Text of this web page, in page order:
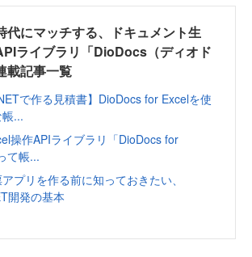
代にマッチする、ドキュメント生
ライブラリ「DioDocs（ディオド
載記事一覧
で作る見積書】DioDocs for Excelを使
...
操作APIライブラリ「DioDocs for
て帳...
プリを作る前に知っておきたい、
開発の基本